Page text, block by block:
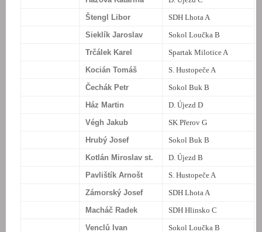
Štengl Libor
SDH Lhota A
Sieklík Jaroslav
Sokol Loučka B
Trčálek Karel
Spartak Milotice A
Kocián Tomáš
S. Hustopeče A
Čechák Petr
Sokol Buk B
Ház Martin
D. Újezd D
Végh Jakub
SK Přerov G
Hrubý Josef
Sokol Buk B
Kotlán Miroslav st.
D. Újezd B
Pavlištík Arnošt
S. Hustopeče A
Zámorský Josef
SDH Lhota A
Macháč Radek
SDH Hlinsko C
Venclů Ivan
Sokol Loučka B